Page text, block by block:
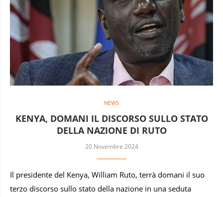
NEWS
KENYA, DOMANI IL DISCORSO SULLO STATO
DELLA NAZIONE DI RUTO
20 Novembre 2024
Il presidente del Kenya, William Ruto, terrà domani il suo
terzo discorso sullo stato della nazione in una seduta